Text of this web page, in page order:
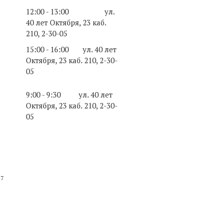
12:00 - 13:00 ул.
40 лет Октября, 23 каб.
210, 2-30-05
15:00 - 16:00 ул. 40 лет
Октября, 23 каб. 210, 2-30-
05
9:00 - 9:30 ул. 40 лет
Октября, 23 каб. 210, 2-30-
05